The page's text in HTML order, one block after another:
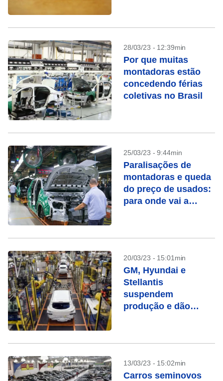
28/03/23 - 12:39min
Por que muitas
montadoras estão
concedendo férias
coletivas no Brasil
25/03/23 - 9:44min
Paralisações de
montadoras e queda
do preço de usados:
para onde vai a
20/03/23 - 15:01min
GM, Hyundai e
Stellantis
suspendem
produção e dão
13/03/23 - 15:02min
Carros seminovos